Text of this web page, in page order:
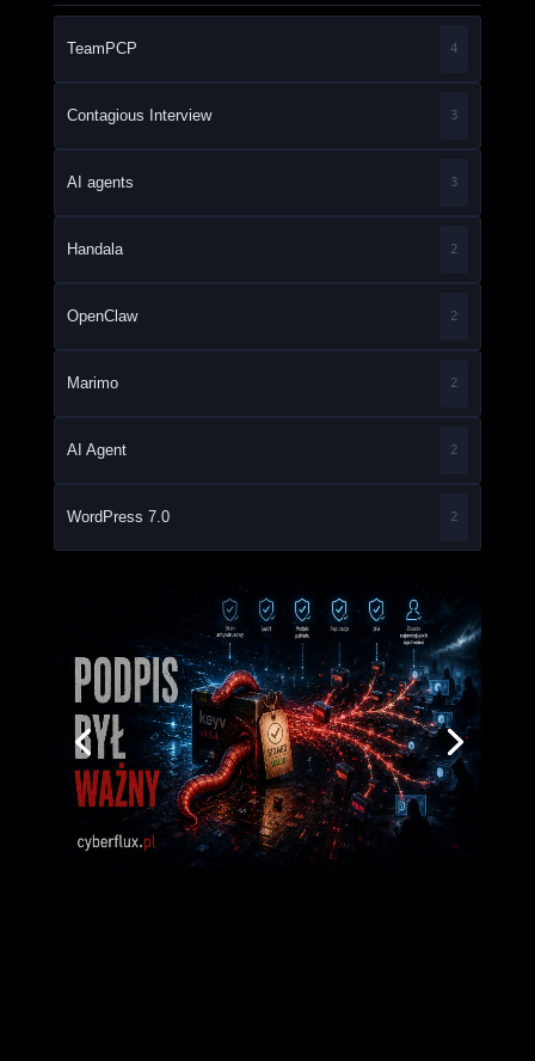
TeamPCP 4
Contagious Interview 3
AI agents 3
Handala 2
OpenClaw 2
Marimo 2
AI Agent 2
WordPress 7.0 2